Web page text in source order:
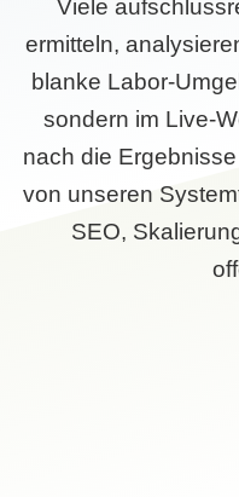
Viele
ermitteln,
blanke Labor-
sondern im Live-
nach die
von unseren
SEO,